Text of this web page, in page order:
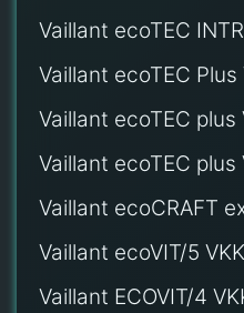
Vaillant ecoTEC
Vaillant ecoTEC Plus
Vaillant ecoTEC plus
Vaillant ecoTEC plus
Vaillant ecoCRAFT
Vaillant ecoVIT/5
Vaillant ECOVIT/4